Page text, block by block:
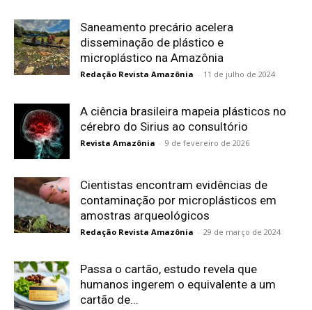
Saneamento precário acelera
disseminação de plástico e
microplástico na Amazônia
Redação Revista Amazônia - 11 de julho de 2024
A ciência brasileira mapeia plásticos no
cérebro do Sirius ao consultório
Revista Amazônia - 9 de fevereiro de 2026
Cientistas encontram evidências de
contaminação por microplásticos em
amostras arqueológicos
Redação Revista Amazônia - 29 de março de 2024
Passa o cartão, estudo revela que
humanos ingerem o equivalente a um
cartão de...